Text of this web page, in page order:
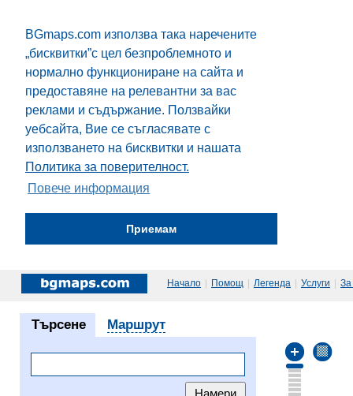
BGmaps.com използва така наречените
„бисквитки”с цел безпроблемното и
нормално функциониране на сайта и
предоставяне на релевантни за вас
реклами и съдържание. Ползвайки
уебсайта, Вие се съгласявате с
използването на бисквитки и нашата
Политика за поверителност.
Повече информация
Приемам
Начало | Помощ | Легенда | Услуги | За
Търсене Маршрут